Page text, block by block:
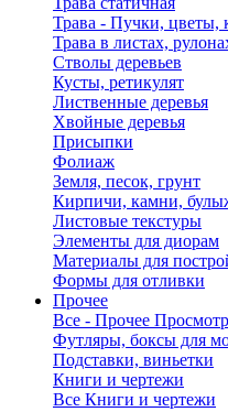
Трава - Пучки, цветы,
Трава в листах,
Стволы деревьев
Кусты, ретикулят
Лиственные деревья
Хвойные деревья
Присыпки
Фолиаж
Земля, песок, грунт
Кирпичи, камни,
Листовые текстуры
Элементы для диорам
Материалы для
Формы для отливки
Прочее
Все - Прочее
Футляры, боксы для
Подставки, виньетки
Книги и чертежи
Все Книги и чертежи